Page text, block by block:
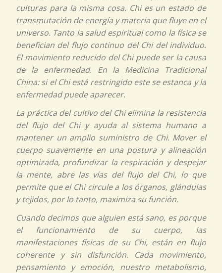
culturas para la misma cosa. Chies un estado de
transmutación de energía y materia que fluye en el
universo. Tanto la salud espiritual como la física se
benefician del flujo continuo del Chidel individuo.
El movimiento reducido delChipuede ser la causa
de la enfermedad. En la Medicina Tradicional
China: si elChiestá restringido este se estanca y la
enfermedad puede aparecer.
La práctica del cultivo del Chielimina la resistencia
del flujo del Chiy ayuda al sistema humano a
mantener un amplio suministro de Chi. Mover el
cuerpo suavemente en una postura y alineación
optimizada, profundizar la respiración y despejar
la mente, abre las vías del flujo del Chi, lo que
permite que el Chicircule a los órganos, glándulas
y tejidos, por lo tanto, maximiza su función.
Cuando decimos que alguien está sano, es porque
el funcionamiento de su cuerpo, las
manifestaciones físicas de su Chi, están en flujo
coherente y sin disfunción. Cada movimiento,
pensamiento y emoción, nuestro metabolismo,